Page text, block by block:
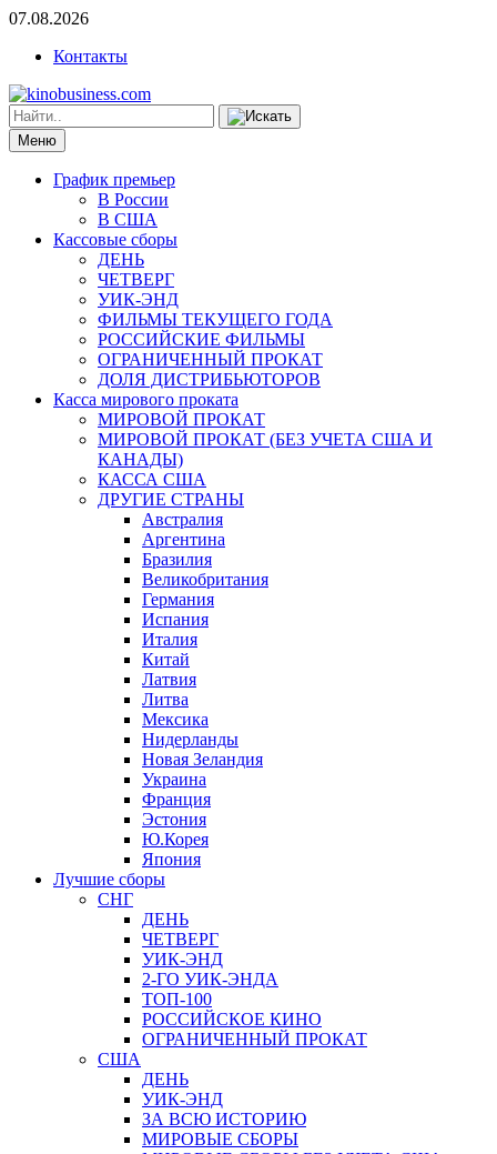
07.08.2026
Контакты
Меню
График премьер
В России
В США
Кассовые сборы
ДЕНЬ
ЧЕТВЕРГ
УИК-ЭНД
ФИЛЬМЫ ТЕКУЩЕГО ГОДА
РОССИЙСКИЕ ФИЛЬМЫ
ОГРАНИЧЕННЫЙ ПРОКАТ
ДОЛЯ ДИСТРИБЬЮТОРОВ
Касса мирового проката
МИРОВОЙ ПРОКАТ
МИРОВОЙ ПРОКАТ (БЕЗ УЧЕТА США И
КАНАДЫ)
КАССА США
ДРУГИЕ СТРАНЫ
Австралия
Аргентина
Бразилия
Великобритания
Германия
Испания
Италия
Китай
Латвия
Литва
Мексика
Нидерланды
Новая Зеландия
Украина
Франция
Эстония
Ю.Корея
Япония
Лучшие сборы
СНГ
ДЕНЬ
ЧЕТВЕРГ
УИК-ЭНД
2-ГО УИК-ЭНДА
ТОП-100
РОССИЙСКОЕ КИНО
ОГРАНИЧЕННЫЙ ПРОКАТ
США
ДЕНЬ
УИК-ЭНД
ЗА ВСЮ ИСТОРИЮ
МИРОВЫЕ СБОРЫ